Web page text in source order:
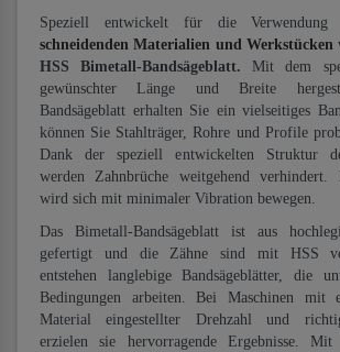
Speziell entwickelt für die
schneidenden Materialien und Werkstücken
HSS Bimetall-Bandsägeblatt. Mit dem
gewünschter Länge und Breite
Bandsägeblatt erhalten Sie ein vielseitiges
können Sie Stahlträger, Rohre und Profile
Dank der speziell entwickelten Struktur
werden Zahnbrüche weitgehend verhindert.
wird sich mit minimaler Vibration bewegen.
Das Bimetall-Bandsägeblatt ist aus
gefertigt und die Zähne sind mit HSS
entstehen langlebige Bandsägeblätter, die
Bedingungen arbeiten. Bei Maschinen mit
Material eingestellter Drehzahl und
erzielen sie hervorragende Ergebnisse.